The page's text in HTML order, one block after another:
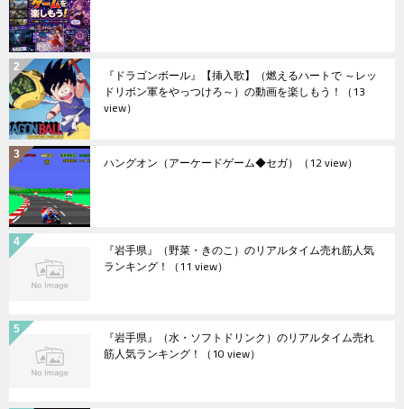
『ドラゴンボール』【挿入歌】（燃えるハートで ～レッ
ドリボン軍をやっつけろ～）の動画を楽しもう！ （13
view）
ハングオン（アーケードゲーム◆セガ） （12 view）
『岩手県』（野菜・きのこ）のリアルタイム売れ筋人気
ランキング！ （11 view）
『岩手県』（水・ソフトドリンク）のリアルタイム売れ
筋人気ランキング！ （10 view）